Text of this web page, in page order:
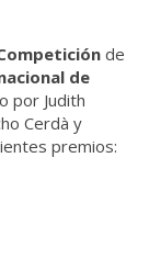
de
de
por Judith
Cerdà y
premios: